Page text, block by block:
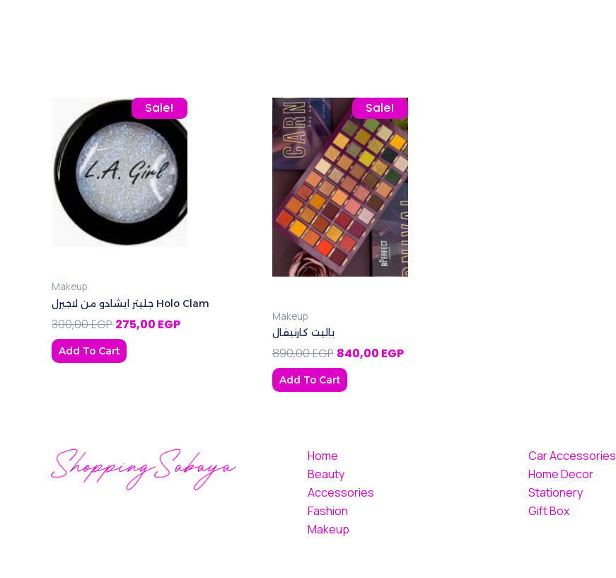
Sale!
Makeup
جليتر ايشادو من لاجيرل Holo Clam
300,00EGP
Original price was: 300,00 EGP.
275,00 EGP
Current price is: 275,00 EGP.
Add To Cart
Sale!
Makeup
باليت كارنيفال
890,00EGP
Original price was: 890,00 EGP.
840,00 EGP
Current price is: 840,00 EGP.
Add To Cart
Home
Beauty
Accessories
Fashion
Makeup
Car Accessories
Home Decor
Stationery
Gift Box